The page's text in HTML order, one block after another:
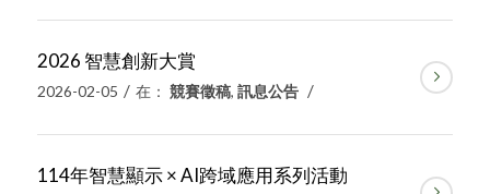
2026 智慧創新大賞
2026-02-05 / 在： 競賽徵稿, 訊息公告 /
114年智慧顯示 × AI跨域應用系列活動